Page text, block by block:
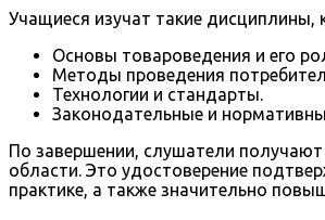
Учащиеся изучат такие дисциплины,
Основы товароведения и его
Методы проведения
Технологии и стандарты.
Законодательные и
По завершении, слушатели
области. Это удостоверение
практике, а также значительно